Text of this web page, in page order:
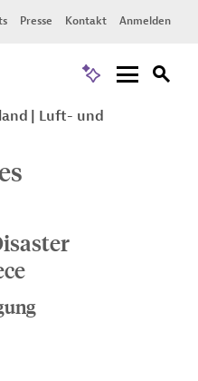
Presse Kontakt Anmelden
Luft- und